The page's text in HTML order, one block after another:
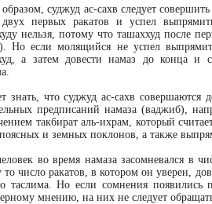
суджуд ас-сахв следует
первых ракатов и успел
нельзя, потому что ташаххуд после
Но если молящийся не успел
а затем довести намаз до конца и
знать, что суджуд ас-сахв
предписаний намаза (ваджиб),
такбират аль-ихрам, который
и земных поклонов, а также
во время намаза засомневался в
то число ракатов, в котором он уверен,
таслима. Но если сомнения появились
мнению, на них не следует